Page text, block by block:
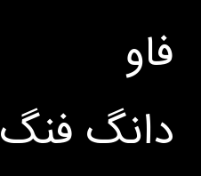
فاو
دانگ فنگ